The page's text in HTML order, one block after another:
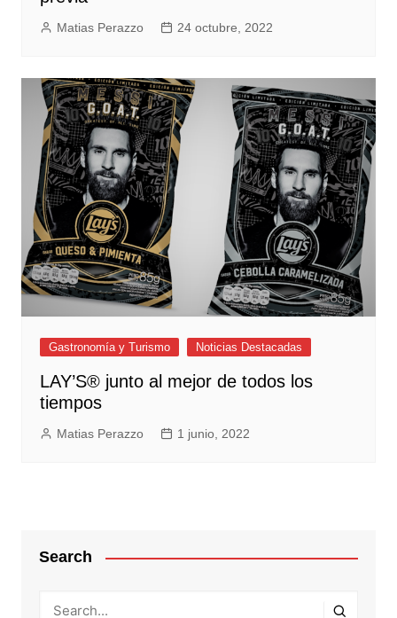
Matias Perazzo 24 octubre, 2022
Gastronomía y Turismo Noticias Destacadas
LAY’S® junto al mejor de todos los
tiempos
Matias Perazzo 1 junio, 2022
Search